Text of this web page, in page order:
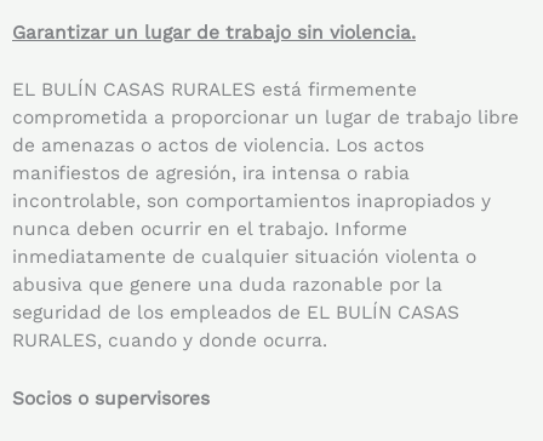
Garantizar un lugar de trabajo sin violencia.
EL BULÍN CASAS RURALES está firmemente
comprometida a proporcionar un lugar de trabajo libre
de amenazas o actos de violencia. Los actos
manifiestos de agresión, ira intensa o rabia
incontrolable, son comportamientos inapropiados y
nunca deben ocurrir en el trabajo. Informe
inmediatamente de cualquier situación violenta o
abusiva que genere una duda razonable por la
seguridad de los empleados de EL BULÍN CASAS
RURALES, cuando y donde ocurra.
Socios o supervisores